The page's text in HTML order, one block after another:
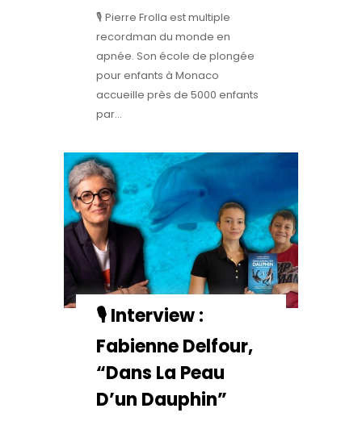
🎙️ Pierre Frolla est multiple
recordman du monde en
apnée. Son école de plongée
pour enfants à Monaco
accueille près de 5000 enfants
par...
🎙️ Interview :
Fabienne Delfour,
“dans La Peau
D’un Dauphin”